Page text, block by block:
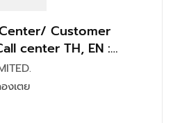
Customer
center TH, EN :
งเตย